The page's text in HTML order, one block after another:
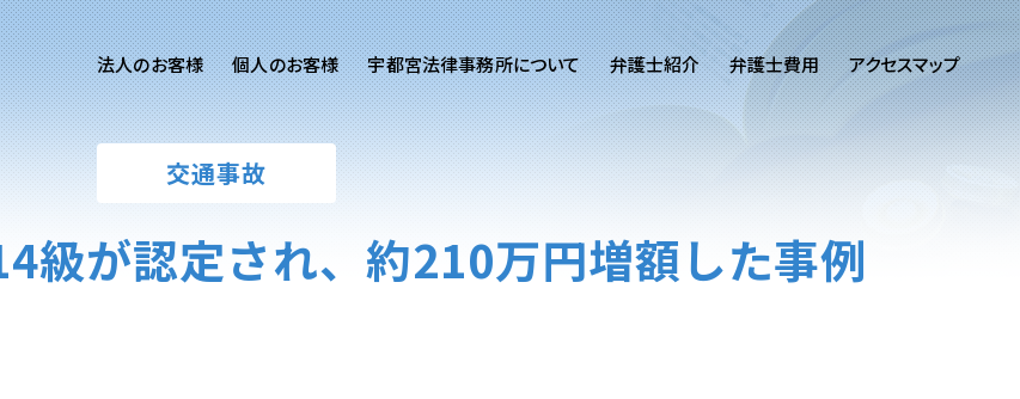
法人のお客様
労務専用サイト
個人のお客様
のお客様ご相談
医療過誤
問題 刑事事件
宇都宮法律事務所について 弁護士紹介 弁護士費用 アクセスマップ
交通事故
級が認定され、約210万円増額した事例